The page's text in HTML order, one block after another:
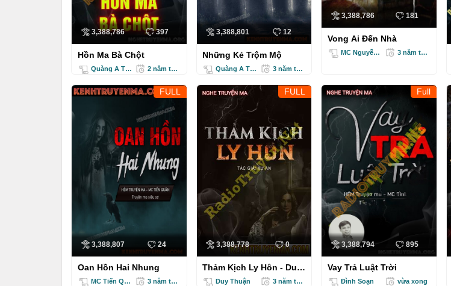
3,388,786 397
Hồn Ma Bà Chột
Quàng A Tũn 2 năm trước
3,388,801 12
Những Kẻ Trộm Mộ
Quàng A Tũn 3 năm trước
3,388,786 181
Vong Ai Đến Nhà
MC Nguyễn Huy 3 năm trước
FULL
3,388,807 24
Oan Hồn Hai Nhung
MC Tiến Quân 3 năm trước
FULL
3,388,778 0
Thảm Kịch Ly Hôn - Duy
ThuậnDuy Thuận 3 năm trước
Full
3,388,794 895
Vay Trả Luật Trời
Đình Soạn vừa xong
Truyện Audio
Hồn Ma Bà Thủy